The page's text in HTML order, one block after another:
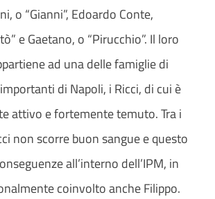
o “Gianni”, Edoardo Conte,
e Gaetano, o “Pirucchio”. Il loro
ad una delle famiglie di
di Napoli, i Ricci, di cui è
attivo e fortemente temuto. Tra i
non scorre buon sangue e questo
all’interno dell’IPM, in
coinvolto anche Filippo.